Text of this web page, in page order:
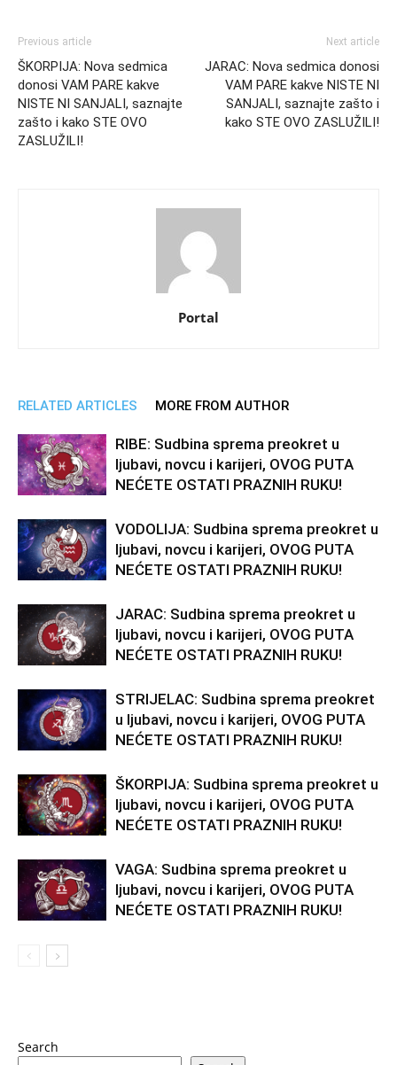
Previous article
ŠKORPIJA: Nova sedmica
donosi VAM PARE kakve
NISTE NI SANJALI, saznajte
zašto i kako STE OVO
ZASLUŽILI!
Next article
JARAC: Nova sedmica donosi
VAM PARE kakve NISTE NI
SANJALI, saznajte zašto i
kako STE OVO ZASLUŽILI!
Portal
RELATED ARTICLES MORE FROM AUTHOR
RIBE: Sudbina sprema preokret u
ljubavi, novcu i karijeri, OVOG PUTA
NEĆETE OSTATI PRAZNIH RUKU!
VODOLIJA: Sudbina sprema preokret u
ljubavi, novcu i karijeri, OVOG PUTA
NEĆETE OSTATI PRAZNIH RUKU!
JARAC: Sudbina sprema preokret u
ljubavi, novcu i karijeri, OVOG PUTA
NEĆETE OSTATI PRAZNIH RUKU!
STRIJELAC: Sudbina sprema preokret
u ljubavi, novcu i karijeri, OVOG PUTA
NEĆETE OSTATI PRAZNIH RUKU!
ŠKORPIJA: Sudbina sprema preokret u
ljubavi, novcu i karijeri, OVOG PUTA
NEĆETE OSTATI PRAZNIH RUKU!
VAGA: Sudbina sprema preokret u
ljubavi, novcu i karijeri, OVOG PUTA
NEĆETE OSTATI PRAZNIH RUKU!
Search